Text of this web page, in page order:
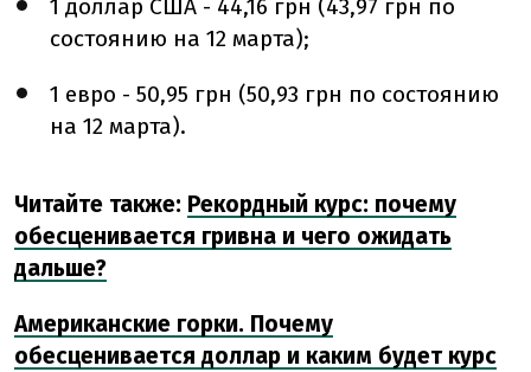
1 доллар США - 44,16 грн (43,97 грн по
состоянию на 12 марта);
1 евро - 50,95 грн (50,93 грн по состоянию
на 12 марта).
Читайте также: Рекордный курс: почему
обесценивается гривна и чего ожидать
дальше?
Американские горки. Почему
обесценивается доллар и каким будет курс